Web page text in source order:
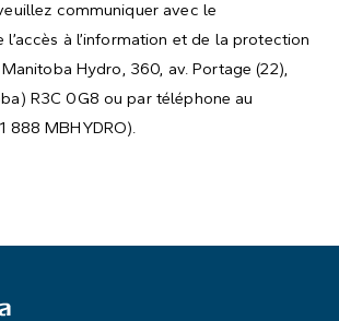
communiquer avec le
à l’information et de la protection
Hydro, 360, av. Portage (22),
R3C 0G8 ou par téléphone au
888 MBHYDRO).